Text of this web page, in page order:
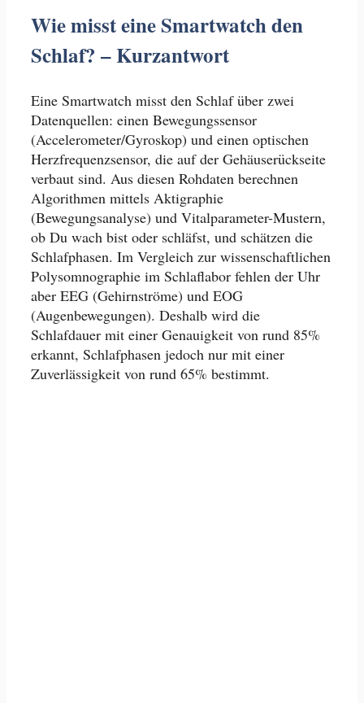
Wie misst eine Smartwatch den
Schlaf? – Kurzantwort
Eine Smartwatch misst den Schlaf über zwei
Datenquellen: einen Bewegungssensor
(Accelerometer/Gyroskop) und einen optischen
Herzfrequenzsensor, die auf der Gehäuserückseite
verbaut sind. Aus diesen Rohdaten berechnen
Algorithmen mittels Aktigraphie
(Bewegungsanalyse) und Vitalparameter-Mustern,
ob Du wach bist oder schläfst, und schätzen die
Schlafphasen. Im Vergleich zur wissenschaftlichen
Polysomnographie im Schlaflabor fehlen der Uhr
aber EEG (Gehirnströme) und EOG
(Augenbewegungen). Deshalb wird die
Schlafdauer mit einer Genauigkeit von rund 85%
erkannt, Schlafphasen jedoch nur mit einer
Zuverlässigkeit von rund 65% bestimmt.